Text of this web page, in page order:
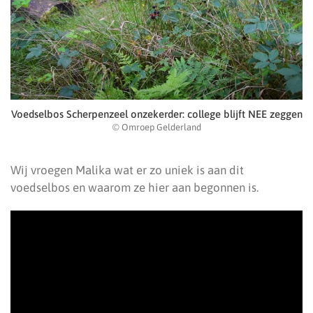
Voedselbos Scherpenzeel onzekerder: college blijft NEE zeggen
© Omroep Gelderland
Wij vroegen Malika wat er zo uniek is aan dit
voedselbos en waarom ze hier aan begonnen is.